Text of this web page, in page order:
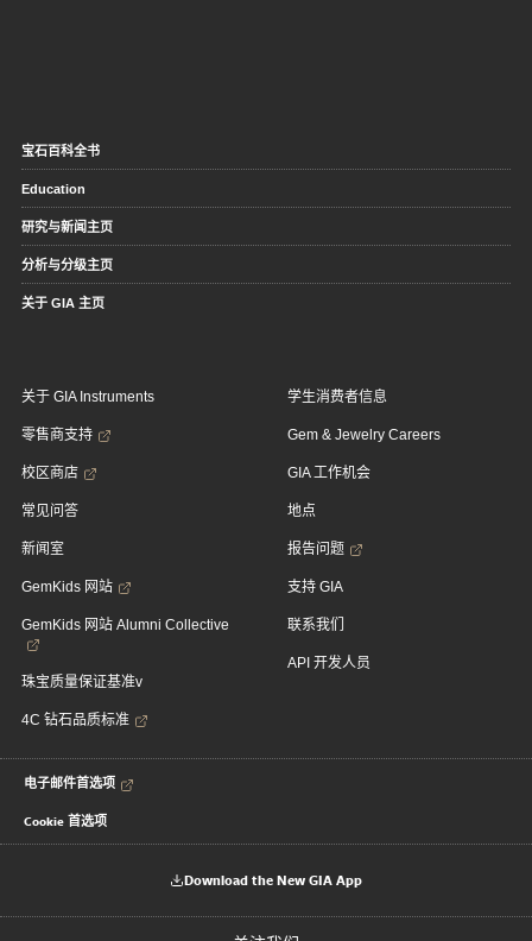
宝石百科全书
Education
研究与新闻主页
分析与分级主页
关于 GIA 主页
关于 GIA Instruments
零售商支持
校区商店
常见问答
新闻室
GemKids 网站
GemKids 网站 Alumni Collective
珠宝质量保证基准v
4C 钻石品质标准
学生消费者信息
Gem & Jewelry Careers
GIA 工作机会
地点
报告问题
支持 GIA
联系我们
API 开发人员
电子邮件首选项
Cookie 首选项
Download the New GIA App